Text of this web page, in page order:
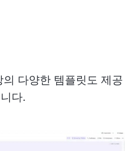
다양한 템플릿도 제공
다.